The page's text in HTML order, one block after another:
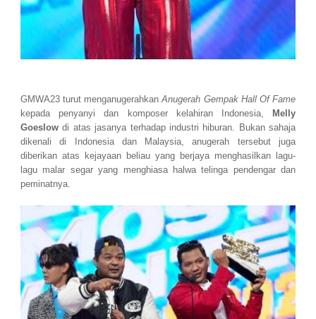
GMWA23 turut menganugerahkanAnugerah Gempak Hall Of Fame
kepada penyanyi dan komposer kelahiran Indonesia,
Melly
Goeslow di atas jasanya terhadap industri hiburan. Bukan sahaja
dikenali di Indonesia dan Malaysia, anugerah tersebut juga
diberikan atas kejayaan beliau yang berjaya menghasilkan lagu-
lagu malar segar yang menghiasa halwa telinga pendengar dan
peminatnya.